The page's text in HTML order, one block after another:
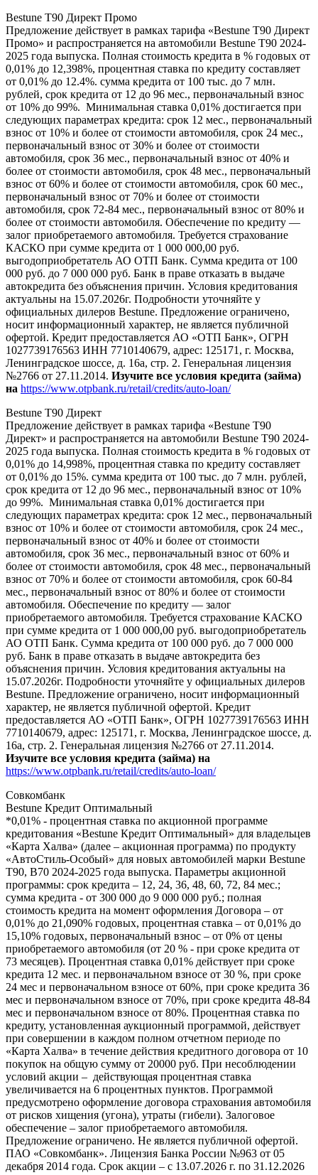
Bestune T90 Директ Промо
Предложение действует в рамках тарифа «Bestune T90 Директ
Промо» и распространяется на автомобили Bestune T90 2024-
2025 года выпуска. Полная стоимость кредита в % годовых от
0,01% до 12,398%, процентная ставка по кредиту составляет
от 0,01% до 12.4%. сумма кредита от 100 тыс. до 7 млн.
рублей, срок кредита от 12 до 96 мес., первоначальный взнос
от 10% до 99%. Минимальная ставка 0,01% достигается при
следующих параметрах кредита: срок 12 мес., первоначальный
взнос от 10% и более от стоимости автомобиля, срок 24 мес.,
первоначальный взнос от 30% и более от стоимости
автомобиля, срок 36 мес., первоначальный взнос от 40% и
более от стоимости автомобиля, срок 48 мес., первоначальный
взнос от 60% и более от стоимости автомобиля, срок 60 мес.,
первоначальный взнос от 70% и более от стоимости
автомобиля, срок 72-84 мес., первоначальный взнос от 80% и
более от стоимости автомобиля. Обеспечение по кредиту —
залог приобретаемого автомобиля. Требуется страхование
КАСКО при сумме кредита от 1 000 000,00 руб.
выгодоприобретатель АО ОТП Банк. Сумма кредита от 100
000 руб. до 7 000 000 руб. Банк в праве отказать в выдаче
автокредита без объяснения причин. Условия кредитования
актуальны на 15.07.2026г. Подробности уточняйте у
официальных дилеров Bestune. Предложение ограничено,
носит информационный характер, не является публичной
офертой. Кредит предоставляется АО «ОТП Банк», ОГРН
1027739176563 ИНН 7710140679, адрес: 125171, г. Москва,
Ленинградское шоссе, д. 16а, стр. 2. Генеральная лицензия
№2766 от 27.11.2014. Изучите все условия кредита (займа)
на https://www.otpbank.ru/retail/credits/auto-loan/
Bestune T90 Директ
Предложение действует в рамках тарифа «Bestune T90
Директ» и распространяется на автомобили Bestune T90 2024-
2025 года выпуска. Полная стоимость кредита в % годовых от
0,01% до 14,998%, процентная ставка по кредиту составляет
от 0,01% до 15%. сумма кредита от 100 тыс. до 7 млн. рублей,
срок кредита от 12 до 96 мес., первоначальный взнос от 10%
до 99%. Минимальная ставка 0,01% достигается при
следующих параметрах кредита: срок 12 мес., первоначальный
взнос от 10% и более от стоимости автомобиля, срок 24 мес.,
первоначальный взнос от 40% и более от стоимости
автомобиля, срок 36 мес., первоначальный взнос от 60% и
более от стоимости автомобиля, срок 48 мес., первоначальный
взнос от 70% и более от стоимости автомобиля, срок 60-84
мес., первоначальный взнос от 80% и более от стоимости
автомобиля. Обеспечение по кредиту — залог
приобретаемого автомобиля. Требуется страхование КАСКО
при сумме кредита от 1 000 000,00 руб. выгодоприобретатель
АО ОТП Банк. Сумма кредита от 100 000 руб. до 7 000 000
руб. Банк в праве отказать в выдаче автокредита без
объяснения причин. Условия кредитования актуальны на
15.07.2026г. Подробности уточняйте у официальных дилеров
Bestune. Предложение ограничено, носит информационный
характер, не является публичной офертой. Кредит
предоставляется АО «ОТП Банк», ОГРН 1027739176563 ИНН
7710140679, адрес: 125171, г. Москва, Ленинградское шоссе, д.
16а, стр. 2. Генеральная лицензия №2766 от 27.11.2014.
Изучите все условия кредита (займа) на
https://www.otpbank.ru/retail/credits/auto-loan/
Совкомбанк
Bestune Кредит Оптимальный
*0,01% - процентная ставка по акционной программе
кредитования «Bestune Кредит Оптимальный» для владельцев
«Карта Халва» (далее – акционная программа) по продукту
«АвтоСтиль-Особый» для новых автомобилей марки Bestune
T90, B70 2024-2025 года выпуска. Параметры акционной
программы: срок кредита – 12, 24, 36, 48, 60, 72, 84 мес.;
сумма кредита - от 300 000 до 9 000 000 руб.; полная
стоимость кредита на момент оформления Договора – от
0,01% до 21,090% годовых, процентная ставка – от 0,01% до
15,10% годовых, первоначальный взнос – от 0% от цены
приобретаемого автомобиля (от 20 % - при сроке кредита от
73 месяцев). Процентная ставка 0,01% действует при сроке
кредита 12 мес. и первоначальном взносе от 30 %, при сроке
24 мес и первоначальном взносе от 60%, при сроке кредита 36
мес и первоначальном взносе от 70%, при сроке кредита 48-84
мес и первоначальном взносе от 80%. Процентная ставка по
кредиту, установленная аукционный программой, действует
при совершении в каждом полном отчетном периоде по
«Карта Халва» в течение действия кредитного договора от 10
покупок на общую сумму от 20000 руб. При несоблюдении
условий акции – действующая процентная ставка
увеличивается на 6 процентных пунктов. Программой
предусмотрено оформление договора страхования автомобиля
от рисков хищения (угона), утраты (гибели). Залоговое
обеспечение – залог приобретаемого автомобиля.
Предложение ограничено. Не является публичной офертой.
ПАО «Совкомбанк». Лицензия Банка России №963 от 05
декабря 2014 года. Срок акции – с 13.07.2026 г. по 31.12.2026